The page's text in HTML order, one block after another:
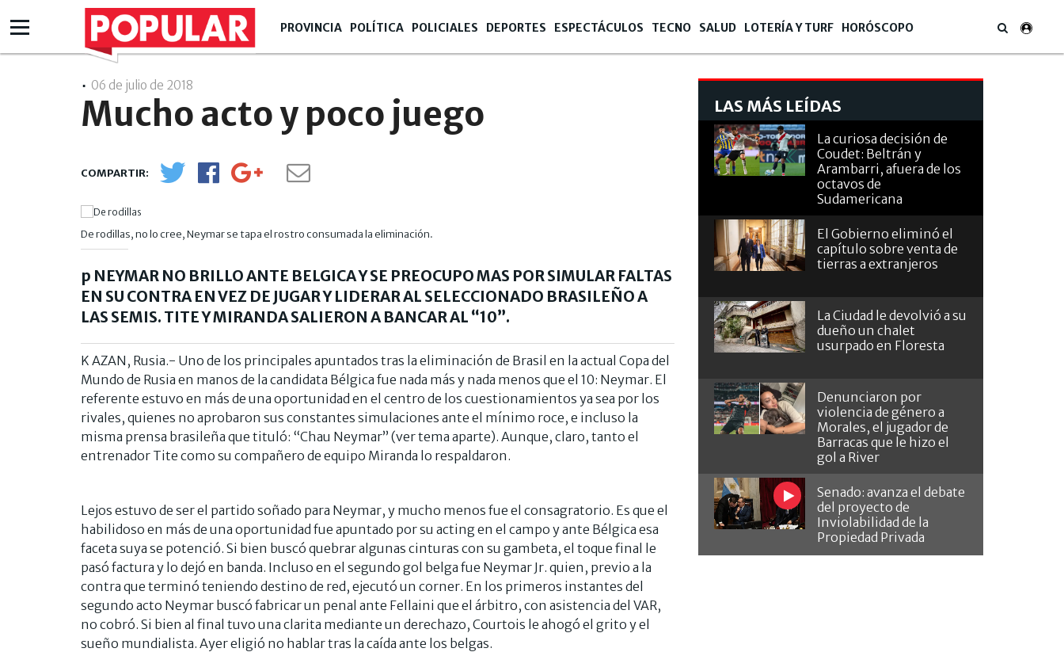
PROVINCIA POLÍTICA POLICIALES DEPORTES ESPECTÁCULOS TECNO SALUD LOTERÍA Y TURF HORÓSCOPO
06 de julio de 2018
Mucho acto y poco juego
De rodillas, no lo cree, Neymar se tapa el rostro consumada la eliminación.
p NEYMAR NO BRILLO ANTE BELGICA Y SE PREOCUPO MAS POR SIMULAR FALTAS
EN SU CONTRA EN VEZ DE JUGAR Y LIDERAR AL SELECCIONADO BRASILEÑO A
LAS SEMIS. TITE Y MIRANDA SALIERON A BANCAR AL “10”.
K AZAN, Rusia.- Uno de los principales apuntados tras la eliminación de Brasil en la actual Copa del
Mundo de Rusia en manos de la candidata Bélgica fue nada más y nada menos que el 10: Neymar. El
referente estuvo en más de una oportunidad en el centro de los cuestionamientos ya sea por los
rivales, quienes no aprobaron sus constantes simulaciones ante el mínimo roce, e incluso la
misma prensa brasileña que tituló: “Chau Neymar” (ver tema aparte). Aunque, claro, tanto el
entrenador Tite como su compañero de equipo Miranda lo respaldaron.
Lejos estuvo de ser el partido soñado para Neymar, y mucho menos fue el consagratorio. Es que el
habilidoso en más de una oportunidad fue apuntado por su acting en el campo y ante Bélgica esa
faceta suya se potenció. Si bien buscó quebrar algunas cinturas con su gambeta, el toque final le
pasó factura y lo dejó en banda. Incluso en el segundo gol belga fue Neymar Jr. quien, previo a la
contra que terminó teniendo destino de red, ejecutó un corner. En los primeros instantes del
segundo acto Neymar buscó fabricar un penal ante Fellaini que el árbitro, con asistencia del VAR,
no cobró. Si bien al final tuvo una clarita mediante un derechazo, Courtois le ahogó el grito y el
sueño mundialista. Ayer eligió no hablar tras la caída ante los belgas.
LAS MÁS LEÍDAS
La curiosa decisión de
Coudet: Beltrán y
Arambarri, afuera de los
octavos de
Sudamericana
El Gobierno eliminó el
capítulo sobre venta de
tierras a extranjeros
La Ciudad le devolvió a su
dueño un chalet
usurpado en Floresta
Denunciaron por
violencia de género a
Morales, el jugador de
Barracas que le hizo el
gol a River
Senado: avanza el debate
del proyecto de
Inviolabilidad de la
Propiedad Privada